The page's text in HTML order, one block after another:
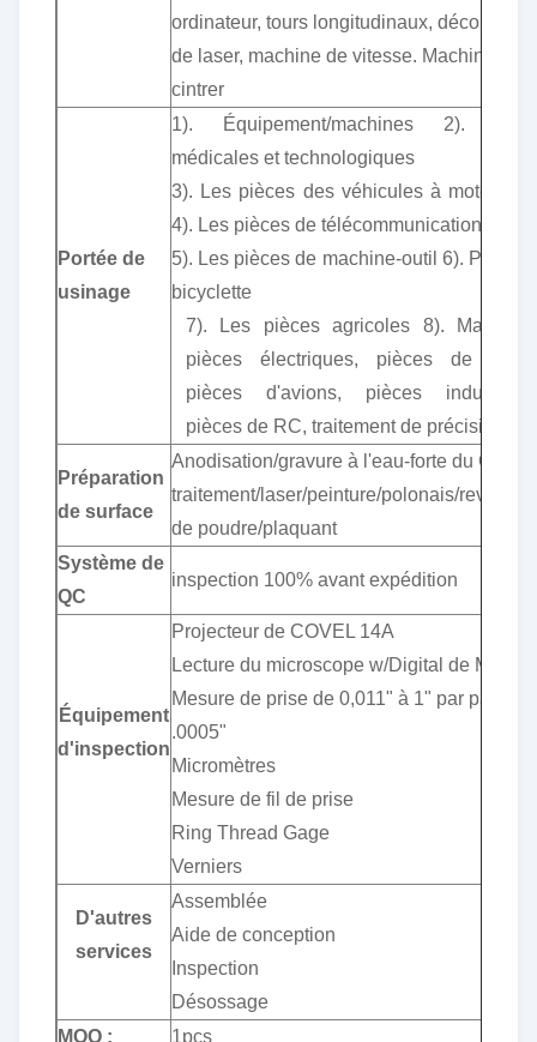
ordinateur, tours longitudinaux,
de laser, machine de vitesse. Machine à
cintrer
Portée de
usinage
1). Équipement/machines 2).
médicales et technologiques
3). Les pièces des véhicules à moteur/
4). Les pièces de télécommunication
5). Les pièces de machine-outil 6). Pièces
bicyclette
7). Les pièces agricoles 8). Matériel
pièces électriques, pièces de
pièces d'avions, pièces
pièces de RC, traitement de précision.
Préparation
de surface
Anodisation/gravure à l'eau-forte du
traitement/laser/peinture/polonais/
de poudre/plaquant
Système de
QC
inspection 100% avant expédition
Équipement
d'inspection
Projecteur de COVEL 14A
Lecture du microscope w/Digital de MAHR
Mesure de prise de 0,011" à 1" par paliers
.0005"
Micromètres
Mesure de fil de prise
Ring Thread Gage
Verniers
D'autres
services
Assemblée
Aide de conception
Inspection
Désossage
MOQ :
1pcs